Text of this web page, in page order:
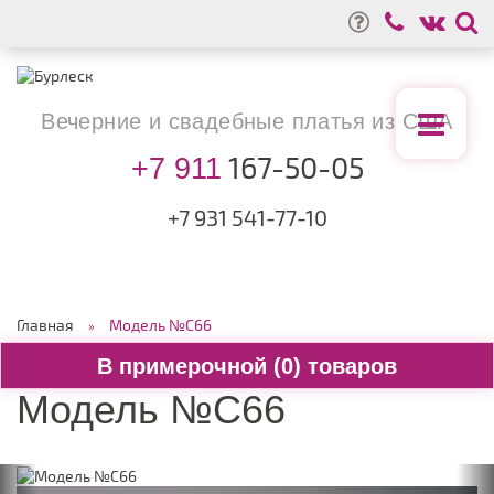
0
Вечерние и свадебные платья из США
+7 911 167-50-05
+7 931 541-77-10
Главная Модель №C66
Модель №C66